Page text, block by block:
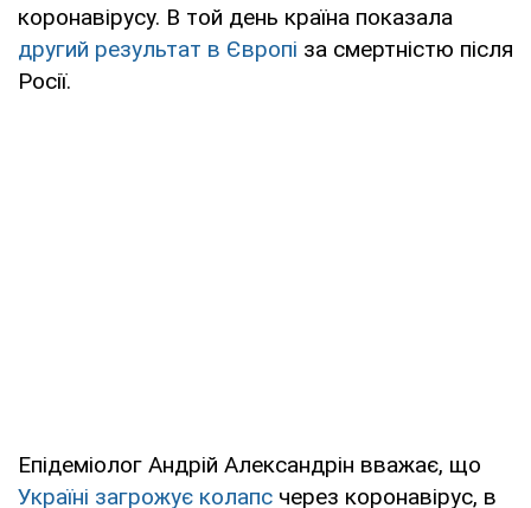
коронавірусу. В той день країна показала
другий результат в Європі за смертністю після
Росії.
Епідеміолог Андрій Александрін вважає, що
Україні загрожує колапс через коронавірус, в